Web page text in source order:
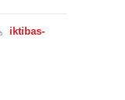
iktibas-